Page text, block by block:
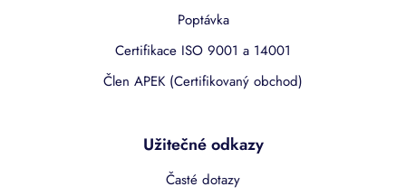
Poptávka
Certifikace ISO 9001 a 14001
Člen APEK (Certifikovaný obchod)
Užitečné odkazy
Časté dotazy